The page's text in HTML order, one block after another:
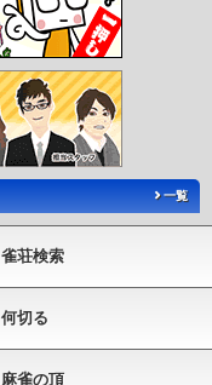
一覧
雀荘検索
何切る
麻雀の頂